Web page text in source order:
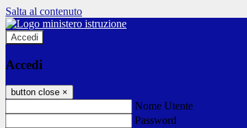
Salta al contenuto
Accedi
Accedi
button close ×
Nome Utente
Password